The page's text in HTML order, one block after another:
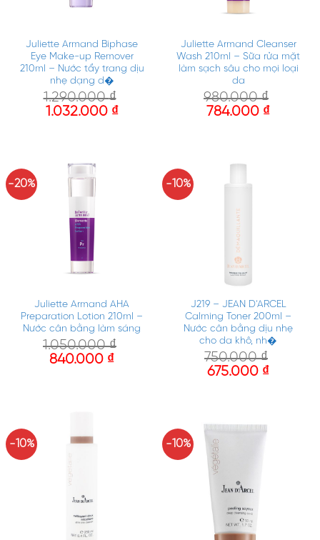
Juliette Armand Biphase
Eye Make-up Remover
210ml – Nước tẩy trang dịu
nhẹ dạng d�
1.290.000₫
1.032.000 ₫
Juliette Armand Cleanser
Wash 210ml – Sữa rửa mặt
làm sạch sâu cho mọi loại
da
980.000₫
784.000 ₫
-20%
Juliette Armand AHA
Preparation Lotion 210ml –
Nước cân bằng làm sáng
1.050.000₫
840.000 ₫
-10%
J219 – JEAN D’ARCEL
Calming Toner 200ml –
Nước cân bằng dịu nhẹ
cho da khô, nh�
750.000₫
675.000 ₫
-10% -10%